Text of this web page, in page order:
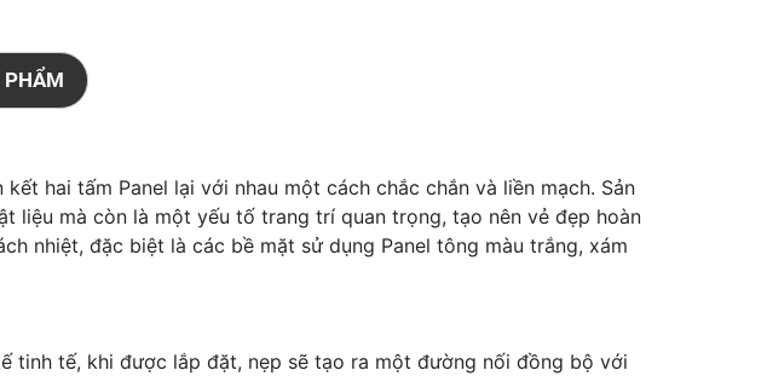
PHẨM
hai tấm Panel lại với nhau một cách chắc chắn và liền mạch. Sản
liệu mà còn là một yếu tố trang trí quan trọng, tạo nên vẻ đẹp hoàn
nhiệt, đặc biệt là các bề mặt sử dụng Panel tông màu trắng, xám
tinh tế, khi được lắp đặt, nẹp sẽ tạo ra một đường nối đồng bộ với